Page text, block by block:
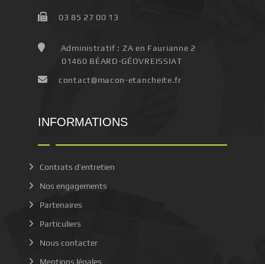
03 85 27 00 13
Administratif : ZA en Faurianne 2
01460 BÉARD-GÉOVREISSIAT
contact@macon-etancheite.fr
INFORMATIONS
Contrats d’entretien
Nos engagements
Partenaires
Particuliers
Nous contacter
Mentions légales